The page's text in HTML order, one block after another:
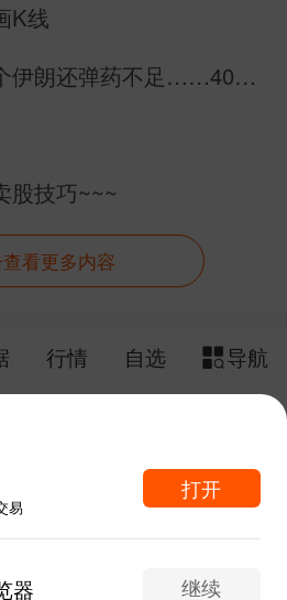
K线
朗还弹药不足……40万
股技巧~~~
看更多内容
行情 自选
导航
下载APP
财富APP内打开
易
打开
器 继续